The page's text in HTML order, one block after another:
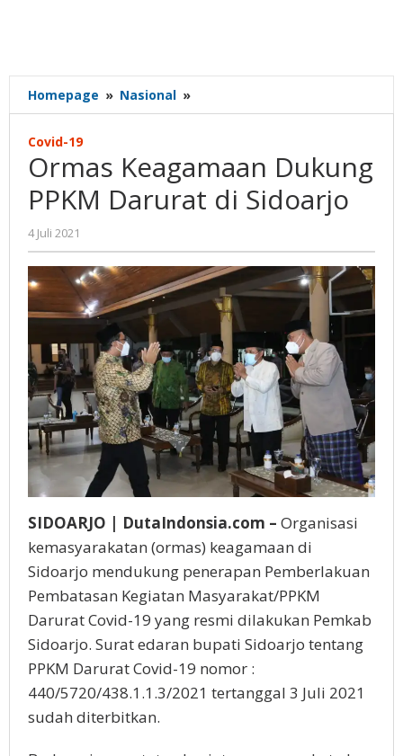
Homepage » Nasional »
Keagamaan
Darurat
di
Sidoarjo
Covid-19
Ormas Keagamaan Dukung
PPKM Darurat di Sidoarjo
4 Juli 2021
Gatot
Susanto
SIDOARJO | DutaIndonsia.com – Organisasi
kemasyarakatan (ormas) keagamaan di
Sidoarjo mendukung penerapan Pemberlakuan
Pembatasan Kegiatan Masyarakat/PPKM
Darurat Covid-19 yang resmi dilakukan Pemkab
Sidoarjo. Surat edaran bupati Sidoarjo tentang
PPKM Darurat Covid-19 nomor :
440/5720/438.1.1.3/2021 tertanggal 3 Juli 2021
sudah diterbitkan.